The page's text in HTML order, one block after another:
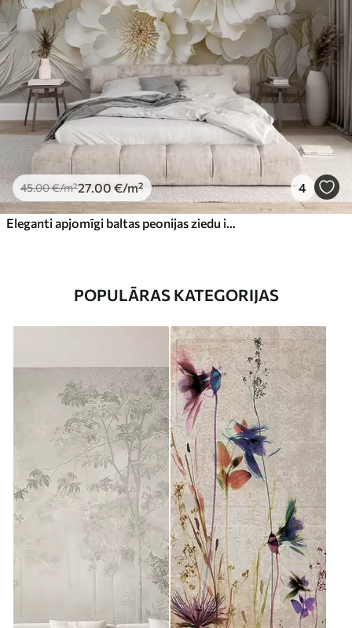
45.00€/m²27 .00 €/m² 4
POPULĀRAS KATEGORIJAS